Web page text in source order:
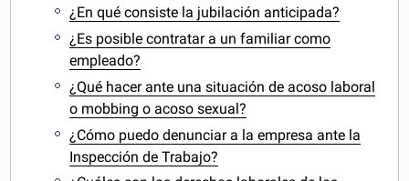
¿En qué consiste la jubilación anticipada?
¿Es posible contratar a un familiar como
empleado?
¿Qué hacer ante una situación de acoso laboral
o mobbing o acoso sexual?
¿Cómo puedo denunciar a la empresa ante la
Inspección de Trabajo?